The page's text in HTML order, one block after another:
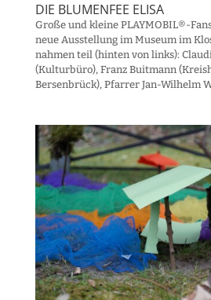
DIE BLUMENFEE ELISA
Große und kleine PLAYMOBIL®-
neue Ausstellung im Museum im
nahmen teil (hinten von links):
(Kulturbüro), Franz Buitmann
Bersenbrück), Pfarrer Jan-Wilhelm